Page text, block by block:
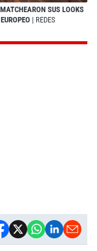
SUS LOOKS
| REDES